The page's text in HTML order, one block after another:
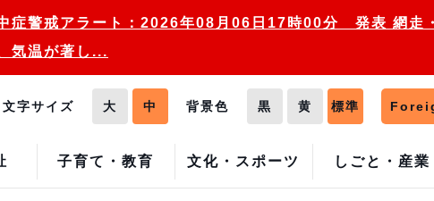
症警戒アラート：2026年08月06日17時00分 発表 網走
気温が著し...
子育て・教育 文化・スポーツ しごと・産業
文字サイズ 大 中 背景色 黒 黄 標準